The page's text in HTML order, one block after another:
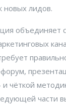
новых лидов.
объединяет
и чёткой
части